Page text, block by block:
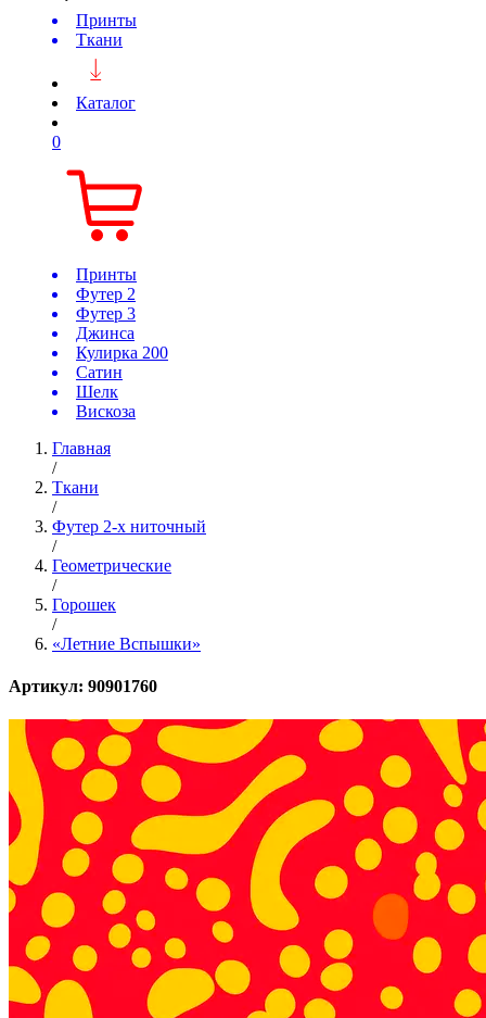
Принты
Ткани
Каталог
0
Принты
Футер 2
Футер 3
Джинса
Кулирка 200
Сатин
Шелк
Вискоза
Главная
/
Ткани
/
Футер 2-х ниточный
/
Геометрические
/
Горошек
/
«Летние Вспышки»
Артикул: 90901760